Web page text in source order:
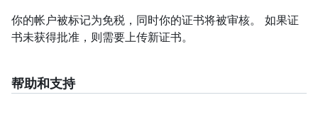
你的帐户被标记为免税，同时你的证书将被审核。 如果证
书未获得批准，则需要上传新证书。
帮助和支持